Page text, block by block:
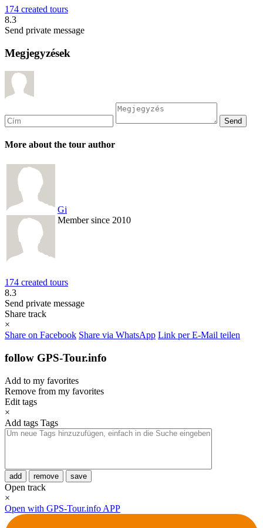
174 created tours
8.3
Send private message
Megjegyzések
More about the tour author
Gi
Member since 2010
174 created tours
8.3
Send private message
Share track
×
Share on Facebook Share via WhatsApp Link per E-Mail teilen
follow GPS-Tour.info
Add to my favorites
Remove from my favorites
Edit tags
×
Add tags Tags
add remove save
Open track
×
Open with GPS-Tour.info APP